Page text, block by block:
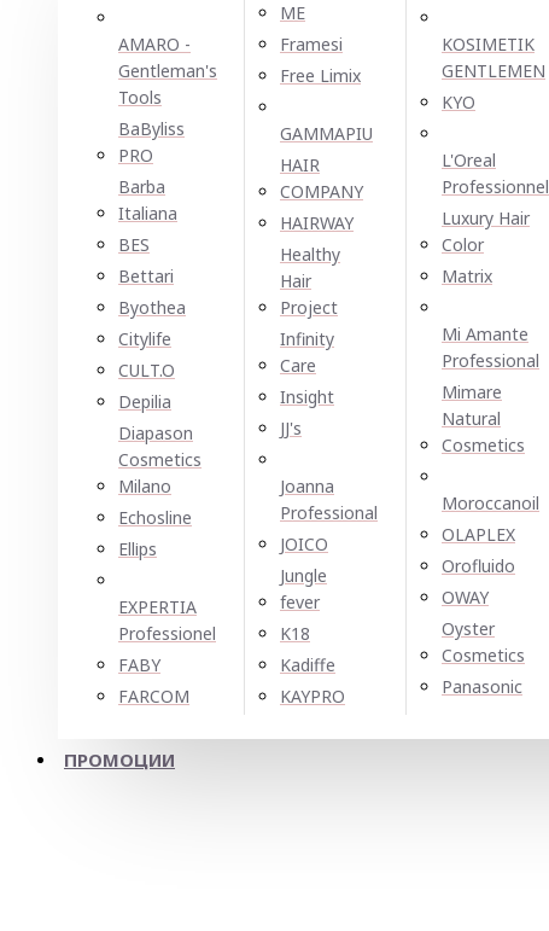
AMARO -
Gentleman's
Tools
BaByliss
PRO
Barba
Italiana
BES
Bettari
Byothea
Citylife
CULT.O
Depilia
Diapason
Cosmetics
Milano
Echosline
Ellірѕ
EXPERTIA
Professionel
FABY
FARCOM
ME
Framesi
Free Limix
GAMMAPIU
HAIR
COMPANY
HAIRWAY
Healthy
Hair
Project
Infinity
Care
Insight
JJ's
Joanna
Professional
JOICO
Jungle
fever
K18
Kadiffe
KAYPRO
KOSIMETIK
GENTLEMEN
KYO
L'Oreal
Professionnel
Luxury Hair
Color
Matrix
Mi Amante
Professional
Mimare
Natural
Cosmetics
Moroccanoil
OLAPLEX
Orofluido
OWAY
Oyster
Cosmetics
Panasonic
ПРОМОЦИИ